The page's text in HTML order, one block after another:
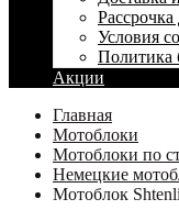
Рассрочка
Условия
Политика
Акции
Главная
Мотоблоки
Мотоблоки по
Немецкие
Мотоблок